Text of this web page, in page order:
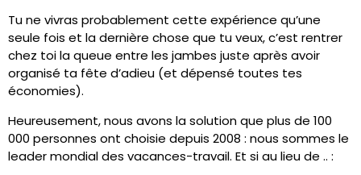
Tu ne vivras probablement cette expérience qu’une
seule fois et la dernière chose que tu veux, c’est rentrer
chez toi la queue entre les jambes juste après avoir
organisé ta fête d’adieu (et dépensé toutes tes
économies).
Heureusement, nous avons la solution que plus de 100
000 personnes ont choisie depuis 2008 : nous sommes le
leader mondial des vacances-travail. Et si au lieu de .. :